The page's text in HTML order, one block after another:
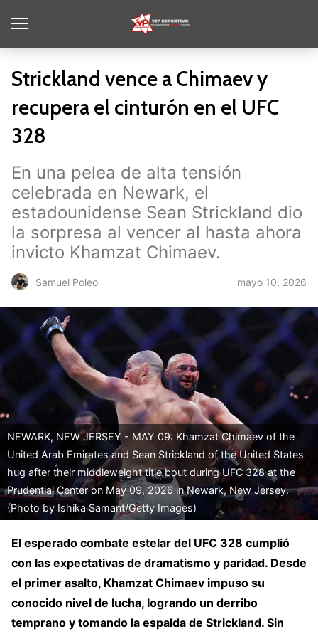
Strickland vence a Chimaev y
recupera el cinturón en el UFC
328
En una pelea de alta tensión
celebrada en Newark, el
estadounidense Sean Strickland dio
la sorpresa al vencer al hasta ahora
invicto Khamzat Chimaev.
Samuel Poleo mayo 10, 2026
NEWARK, NEW JERSEY - MAY 09: Khamzat Chimaev of the
United Arab Emirates and Sean Strickland of the United States
hug after their middleweight title bout during UFC 328 at the
Prudential Center on May 09, 2026 in Newark, New Jersey.
(Photo by Ishika Samant/Getty Images)
El esperado combate estelar del UFC 328 cumplió
con las expectativas de dramatismo y paridad. Desde
el primer asalto, Khamzat Chimaev impuso su
conocido nivel de lucha, logrando un derribo
temprano y tomando la espalda de Strickland. Sin